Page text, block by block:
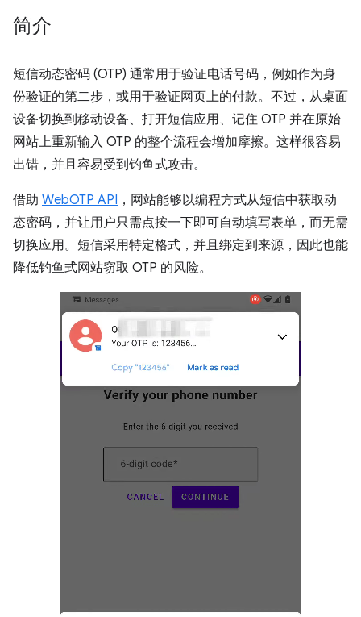
简介
短信动态密码 (OTP) 通常用于验证电话号码，例如作为身
份验证的第二步，或用于验证网页上的付款。不过，从桌面
设备切换到移动设备、打开短信应用、记住 OTP 并在原始
网站上重新输入 OTP 的整个流程会增加摩擦。这样很容易
出错，并且容易受到钓鱼式攻击。
借助 WebOTP API ，网站能够以编程方式从短信中获取动
态密码，并让用户只需点按一下即可自动填写表单，而无需
切换应用。短信采用特定格式，并且绑定到来源，因此也能
降低钓鱼式网站窃取 OTP 的风险。